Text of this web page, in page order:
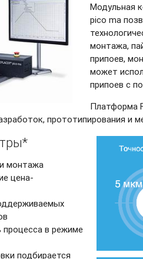
Модульная
pico ma
монтажа,
припоев,
может
припоев с
Платформа
прототипирования и
монтажа
цена-
процесса в режиме
подбирается